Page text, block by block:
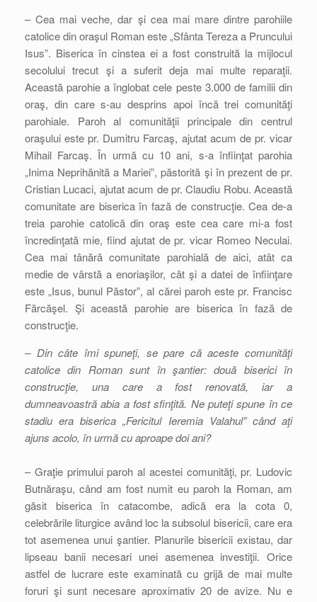
– Cea mai veche, dar şi cea mai mare dintre parohiile
catolice din oraşul Roman este „Sfânta Tereza a Pruncului
Isus”. Biserica în cinstea ei a fost construită la mijlocul
secolului trecut şi a suferit deja mai multe reparaţii.
Această parohie a înglobat cele peste 3.000 de familii din
oraş, din care s-au desprins apoi încă trei comunităţi
parohiale. Paroh al comunităţii principale din centrul
oraşului este pr. Dumitru Farcaş, ajutat acum de pr. vicar
Mihail Farcaş. În urmă cu 10 ani, s-a înfiinţat parohia
„Inima Neprihănită a Mariei”, păstorită şi în prezent de pr.
Cristian Lucaci, ajutat acum de pr. Claudiu Robu. Această
comunitate are biserica în fază de construcţie. Cea de-a
treia parohie catolică din oraş este cea care mi-a fost
încredinţată mie, fiind ajutat de pr. vicar Romeo Neculai.
Cea mai tânără comunitate parohială de aici, atât ca
medie de vârstă a enoriaşilor, cât şi a datei de înfiinţare
este „Isus, bunul Păstor”, al cărei paroh este pr. Francisc
Fărcăşel. Şi această parohie are biserica în fază de
construcţie.
– Din câte îmi spuneţi, se pare că aceste comunităţi
catolice din Roman sunt în şantier: două biserici în
construcţie, una care a fost renovată, iar a
dumneavoastră abia a fost sfinţită. Ne puteţi spune în ce
stadiu era biserica „Fericitul Ieremia Valahul” când aţi
ajuns acolo, în urmă cu aproape doi ani?
– Graţie primului paroh al acestei comunităţi, pr. Ludovic
Butnăraşu, când am fost numit eu paroh la Roman, am
găsit biserica în catacombe, adică era la cota 0,
celebrările liturgice având loc la subsolul bisericii, care era
tot asemenea unui şantier. Planurile bisericii existau, dar
lipseau banii necesari unei asemenea investiţii. Orice
astfel de lucrare este examinată cu grijă de mai multe
foruri şi sunt necesare aproximativ 20 de avize. Nu e